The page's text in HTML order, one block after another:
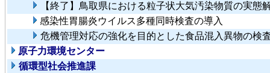
【終了】鳥取県における粒子状大気汚染物質の実
感染性胃腸炎ウイルス多種同時検査の導入
危機管理対応の強化を目的とした食品混入異物の検
原子力環境センター
循環型社会推進課